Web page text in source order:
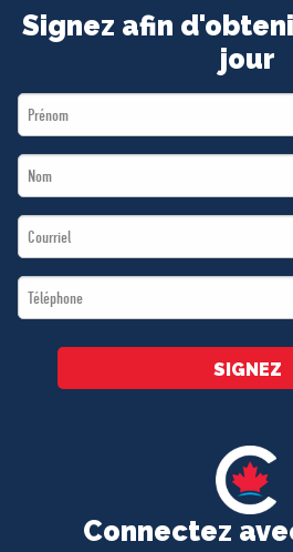
Connectez
Signez afin
jour
First
Name
Last
Name
Email
*
Téléphone
*
SIGNEZ